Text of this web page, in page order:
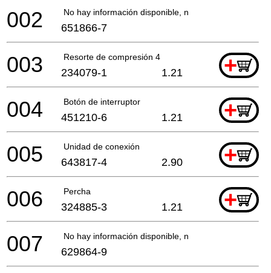
No hay información disponible, no se puede pedir
002 651866-7
Resorte de compresión 4 +
003 234079-1 1.21
Botón de interruptor +
004 451210-6 1.21
Unidad de conexión +
005 643817-4 2.90
Percha +
006 324885-3 1.21
No hay información disponible, no se puede pedir
007 629864-9